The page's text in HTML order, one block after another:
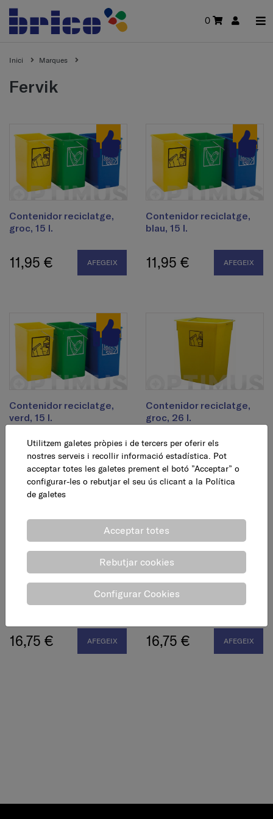
0
Inici Marques
fervik
Contenidor reciclatge,
groc, 15 l.
11,95 € AFEGEIX
Contenidor reciclatge,
blau, 15 l.
11,95 € AFEGEIX
Contenidor reciclatge,
verd, 15 l.
11,95 € AFEGEIX
Contenidor reciclatge,
groc, 26 l.
16,75 € AFEGEIX
Contenidor reciclatge,
blau, 26 l.
16,75 € AFEGEIX
Contenidor reciclatge,
verd, 26 l.
16,75 € AFEGEIX
Utilitzem galetes pròpies i de tercers per oferir els
nostres serveis i recollir informació estadística. Pot
acceptar totes les galetes prement el botó ”Acceptar” o
configurar-les o rebutjar el seu ús clicant a la Política
de galetes
Acceptar totes
Rebutjar cookies
Configurar Cookies